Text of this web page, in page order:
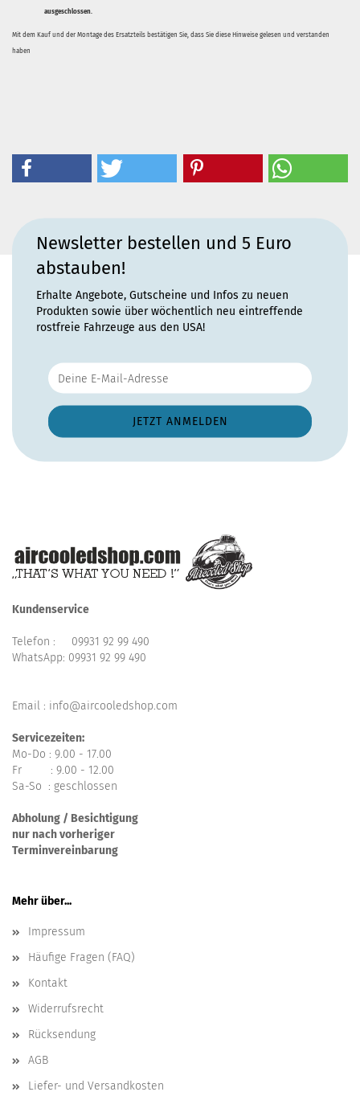
ausgeschlossen.
Mit dem Kauf und der Montage des Ersatzteils bestätigen Sie, dass Sie diese Hinweise gelesen und verstanden
haben
Newsletter bestellen und 5 Euro
abstauben!
Erhalte Angebote, Gutscheine und Infos zu neuen
Produkten sowie über wöchentlich neu eintreffende
rostfreie Fahrzeuge aus den USA!
Kundenservice
Telefon : 09931 92 99 490
WhatsApp: 09931 92 99 490
Email : info@aircooledshop.com
Servicezeiten:
Mo-Do : 9.00 - 17.00
Fr : 9.00 - 12.00
Sa-So : geschlossen
Abholung / Besichtigung
nur nach vorheriger
Terminvereinbarung
Mehr über...
Impressum
Häufige Fragen (FAQ)
Kontakt
Widerrufsrecht
Rücksendung
AGB
Liefer- und Versandkosten